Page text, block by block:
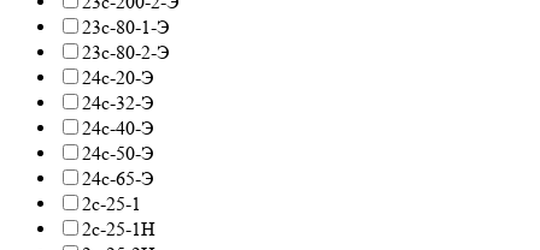
23с-80-1-Э
23с-80-2-Э
24с-20-Э
24с-32-Э
24с-40-Э
24с-50-Э
24с-65-Э
2с-25-1
2с-25-1Н